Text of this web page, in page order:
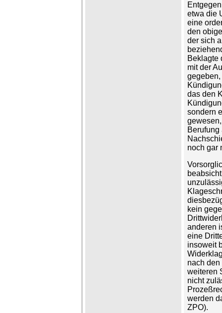
etwa die
eine
den
der sich
Beklagte
mit der
das den
sondern
noch gar
kein
anderen
eine
insoweit
nach
weiteren
nicht
werden
ZPO).